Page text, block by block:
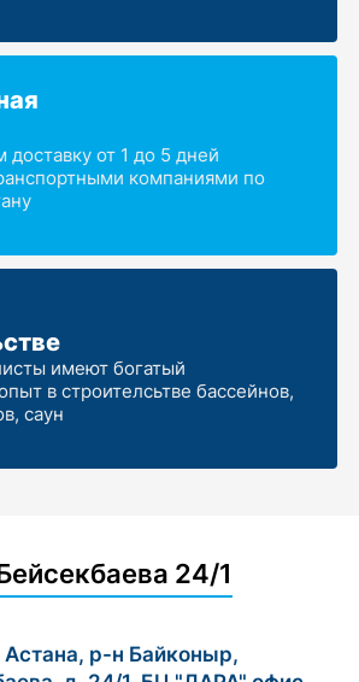
от 1 до 5 дней
компаниями по
имеют богатый
в строителсьтве бассейнов,
саун
24/1
Астана, р-н Байконыр,